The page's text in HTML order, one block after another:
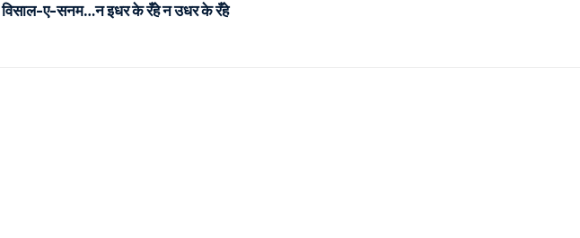
विसाल-ए-सनम…न इधर के रँहे न उधर के रँहे